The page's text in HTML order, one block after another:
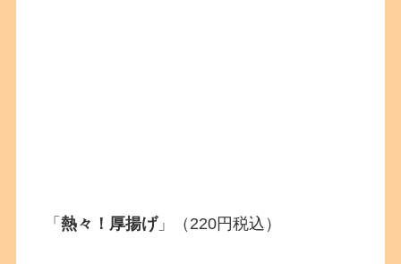
「熱々！厚揚げ」（220円税込）